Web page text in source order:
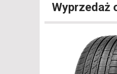
Wyprzedaż